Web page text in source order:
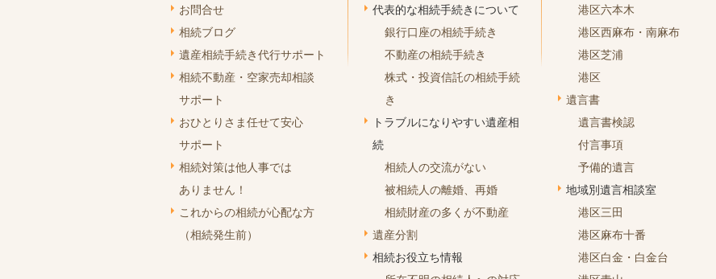
お問合せ
相続ブログ
遺産相続手続き代行サポート
相続不動産・空家売却相談
サポート
おひとりさま任せて安心
サポート
相続対策は他人事では
ありません！
これからの相続が心配な方
（相続発生前）
代表的な相続手続きについて
銀行口座の相続手続き
不動産の相続手続き
株式・投資信託の相続手続
き
トラブルになりやすい遺産相
続
相続人の交流がない
被相続人の離婚、再婚
相続財産の多くが不動産
遺産分割
相続お役立ち情報
港区六本木
港区西麻布・南麻布
港区芝浦
港区
遺言書
遺言書検認
付言事項
予備的遺言
地域別遺言相談室
港区三田
港区麻布十番
港区白金・白金台